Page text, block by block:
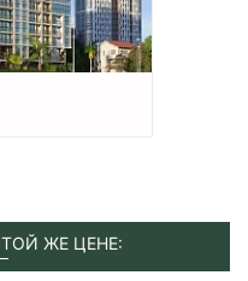
ЖЕ ЦЕНЕ: